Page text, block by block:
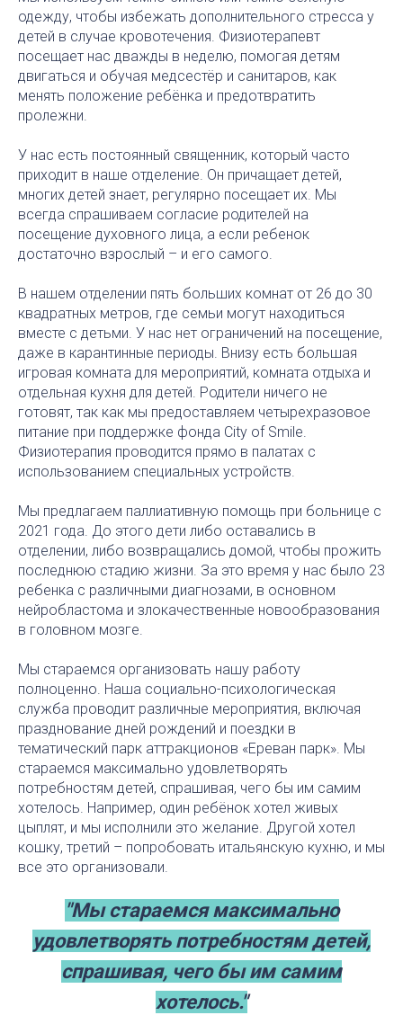
одежду, чтобы избежать дополнительного стресса у
детей в случае кровотечения. Физиотерапевт
посещает нас дважды в неделю, помогая детям
двигаться и обучая медсестёр и санитаров, как
менять положение ребёнка и предотвратить
пролежни.
У нас есть постоянный священник, который часто
приходит в наше отделение. Он причащает детей,
многих детей знает, регулярно посещает их. Мы
всегда спрашиваем согласие родителей на
посещение духовного лица, а если ребенок
достаточно взрослый – и его самого.
В нашем отделении пять больших комнат от 26 до 30
квадратных метров, где семьи могут находиться
вместе с детьми. У нас нет ограничений на посещение,
даже в карантинные периоды. Внизу есть большая
игровая комната для мероприятий, комната отдыха и
отдельная кухня для детей. Родители ничего не
готовят, так как мы предоставляем четырехразовое
питание при поддержке фонда City of Smile.
Физиотерапия проводится прямо в палатах с
использованием специальных устройств.
Мы предлагаем паллиативную помощь при больнице с
2021 года. До этого дети либо оставались в
отделении, либо возвращались домой, чтобы прожить
последнюю стадию жизни. За это время у нас было 23
ребенка с различными диагнозами, в основном
нейробластома и злокачественные новообразования
в головном мозге.
Мы стараемся организовать нашу работу
полноценно. Наша социально-психологическая
служба проводит различные мероприятия, включая
празднование дней рождений и поездки в
тематический парк аттракционов «Ереван парк». Мы
стараемся максимально удовлетворять
потребностям детей, спрашивая, чего бы им самим
хотелось. Например, один ребёнок хотел живых
цыплят, и мы исполнили это желание. Другой хотел
кошку, третий – попробовать итальянскую кухню, и мы
все это организовали.
"Мы стараемся максимально
удовлетворять потребностям детей,
спрашивая, чего бы им самим
хотелось."